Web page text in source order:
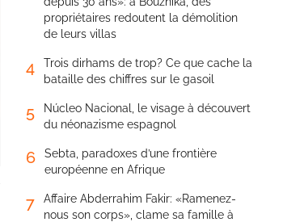
propriétaires redoutent la démolition
de leurs villas
4
Trois dirhams de trop? Ce que cache la
bataille des chiffres sur le gasoil
5
Núcleo Nacional, le visage à découvert
du néonazisme espagnol
6
Sebta, paradoxes d’une frontière
européenne en Afrique
7
Affaire Abderrahim Fakir: «Ramenez-
nous son corps», clame sa famille à